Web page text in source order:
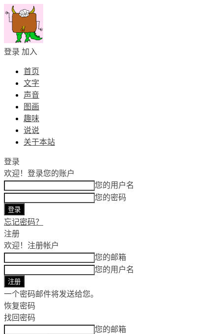
登录 加入
首页
文字
声音
图画
趣味
说说
关于本站
登录
欢迎！ 登录您的账户
您的用户名
您的密码
忘记密码？
注册
欢迎！ 注册帐户
您的邮箱
您的用户名
一个密码邮件将发送给您。
恢复密码
找回密码
您的邮箱